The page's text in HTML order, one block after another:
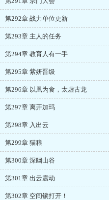
第292章 战力单位更新
第293章 主人的任务
第294章 教育人有一手
第295章 紫妍晋级
第296章 以凰为食，太虚古龙
第297章 离开加玛
第298章 入出云
第299章 猫粮
第300章 深幽山谷
第301章 出云震动
第302章 空间锁打开！